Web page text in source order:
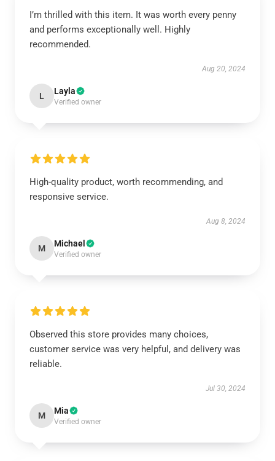
I’m thrilled with this item. It was worth every penny
and performs exceptionally well. Highly
recommended.
Aug 20, 2024
L Layla
Verified owner
High-quality product, worth recommending, and
responsive service.
Aug 8, 2024
M Michael
Verified owner
Observed this store provides many choices,
customer service was very helpful, and delivery was
reliable.
Jul 30, 2024
M Mia
Verified owner